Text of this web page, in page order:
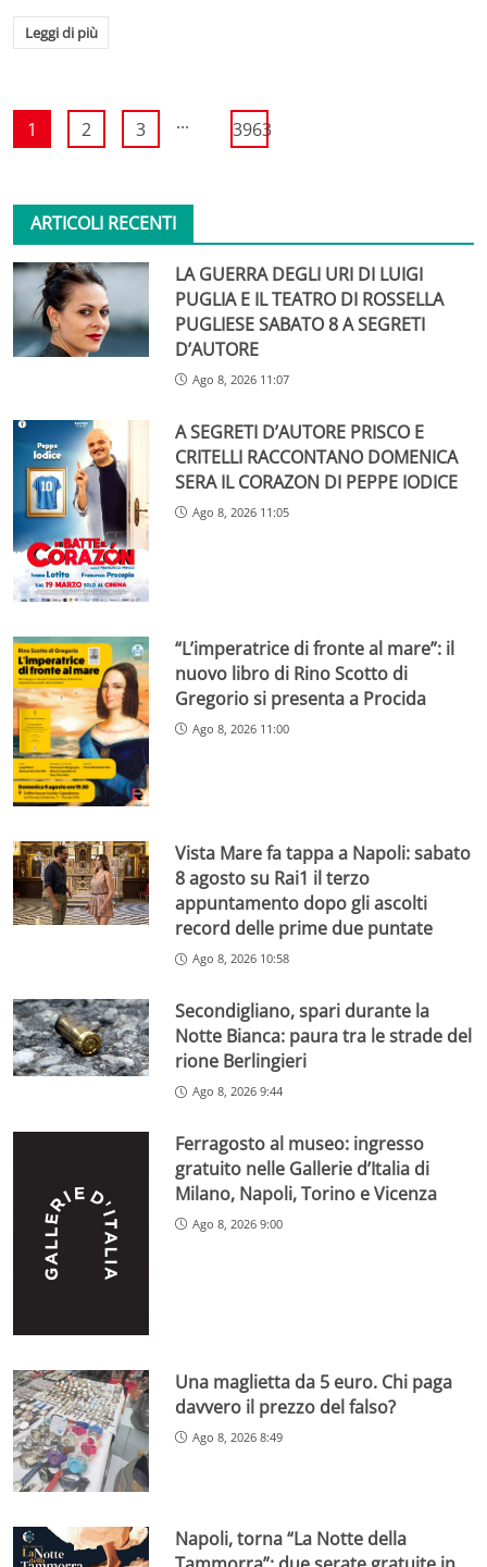
Leggi di più
1 2 3 ... 3963
ARTICOLI RECENTI
LA GUERRA DEGLI URI DI LUIGI
PUGLIA E IL TEATRO DI ROSSELLA
PUGLIESE SABATO 8 A SEGRETI
D’AUTORE
Ago 8, 2026 11:07
A SEGRETI D’AUTORE PRISCO E
CRITELLI RACCONTANO DOMENICA
SERA IL CORAZON DI PEPPE IODICE
Ago 8, 2026 11:05
“L’imperatrice di fronte al mare”: il
nuovo libro di Rino Scotto di
Gregorio si presenta a Procida
Ago 8, 2026 11:00
Vista Mare fa tappa a Napoli: sabato
8 agosto su Rai1 il terzo
appuntamento dopo gli ascolti
record delle prime due puntate
Ago 8, 2026 10:58
Secondigliano, spari durante la
Notte Bianca: paura tra le strade del
rione Berlingieri
Ago 8, 2026 9:44
Ferragosto al museo: ingresso
gratuito nelle Gallerie d’Italia di
Milano, Napoli, Torino e Vicenza
Ago 8, 2026 9:00
Una maglietta da 5 euro. Chi paga
davvero il prezzo del falso?
Ago 8, 2026 8:49
Napoli, torna “La Notte della